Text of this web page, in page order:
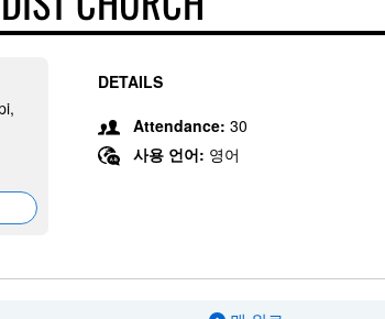
DETAILS
Attendance: 30
사용 언어: 영어